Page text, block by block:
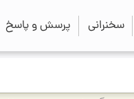
سخنرانی پرسش و پاسخ